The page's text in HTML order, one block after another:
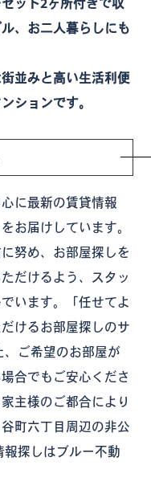
ット2ヶ所付きで収
、お二人暮らしにも
並みと高い生活利便
ションです。
に最新の賃貸情報
お届けしています。
努め、お部屋探しを
だけるよう、スタッ
います。「任せてよ
けるお部屋探しのサ
、ご希望のお部屋が
合でもご安心くださ
主様のご都合により
町六丁目周辺の非公
報探しはブルー不動